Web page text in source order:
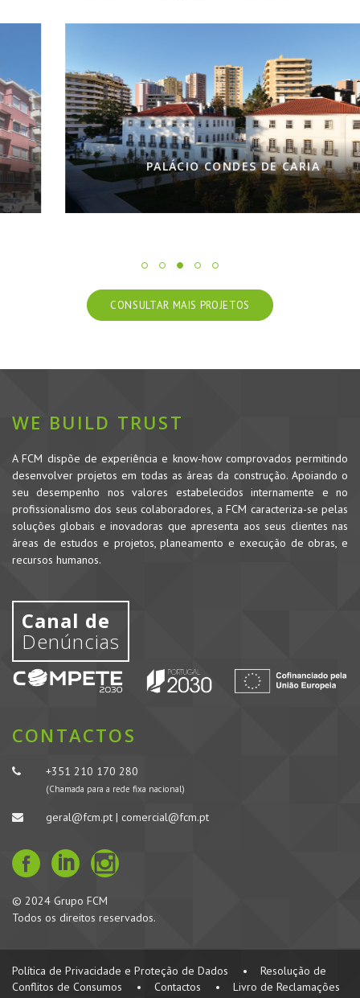
PALÁCIO CONDES DE CARIA
CONSULTAR MAIS PROJETOS
WE BUILD TRUST
A FCM dispõe de experiência e know-how comprovados permitindo
desenvolver projetos em todas as áreas da construção. Apoiando o
seu desempenho nos valores estabelecidos internamente e no
profissionalismo dos seus colaboradores, a FCM caracteriza-se pelas
soluções globais e inovadoras que apresenta aos seus clientes nas
áreas de estudos e projetos, planeamento e execução de obras, e
recursos humanos.
Canal de
Denúncias
CONTACTOS
+351 210 170 280
(Chamada para a rede fixa nacional)
geral@fcm.pt | comercial@fcm.pt
© 2024 Grupo FCM
Todos os direitos reservados.
Política de Privacidade e Proteção de Dados •
Resolução de
Conflitos de Consumos
• Contactos • Livro de Reclamações